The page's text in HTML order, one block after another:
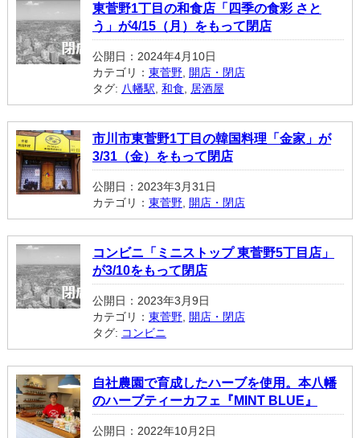
東菅野1丁目の和食店「四季の食彩 さと
う」が4/15（月）をもって閉店
公開日：2024年4月10日
カテゴリ： 東菅野, 開店・閉店
タグ: 八幡駅 和食 居酒屋
市川市東菅野1丁目の韓国料理「金家」が
3/31（金）をもって閉店
公開日：2023年3月31日
カテゴリ： 東菅野, 開店・閉店
コンビニ「ミニストップ 東菅野5丁目店」
が3/10をもって閉店
公開日：2023年3月9日
カテゴリ： 東菅野, 開店・閉店
タグ: コンビニ
自社農園で育成したハーブを使用。本八幡
のハーブティーカフェ『MINT BLUE』
公開日：2022年10月2日